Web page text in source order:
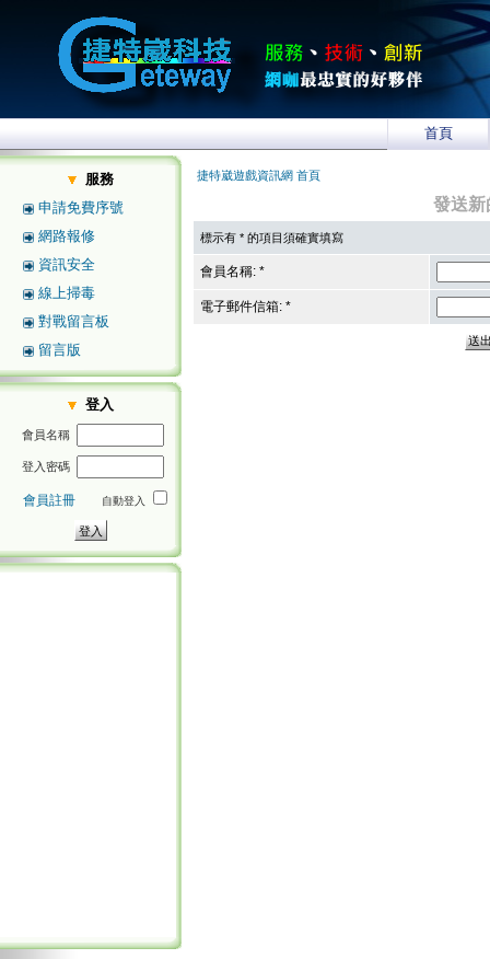
首頁
服務
申請免費序號
網路報修
資訊安全
線上掃毒
對戰留言板
留言版
登入
會員名稱
登入密碼
會員註冊 自動登入
捷特崴遊戲資訊網 首頁
發送
標示有 * 的項目須確實填寫
會員名稱: *
電子郵件信箱: *